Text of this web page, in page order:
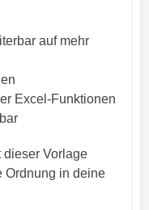
auf mehr
Excel-Funktionen
dieser Vorlage
Ordnung in deine